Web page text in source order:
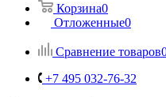
Корзина0
Отложенные0
Сравнение товаров
+7 495 032-76-32